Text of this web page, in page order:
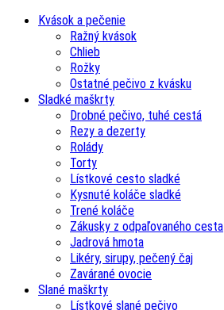
Kvások a pečenie
Ražný kvások
Chlieb
Rožky
Ostatné pečivo z kvásku
Sladké maškrty
Drobné pečivo, tuhé cestá
Rezy a dezerty
Rolády
Torty
Lístkové cesto sladké
Kysnuté koláče sladké
Trené koláče
Zákusky z odpaľovaného cesta
Jadrová hmota
Likéry, sirupy, pečený čaj
Zavárané ovocie
Slané maškrty
Lístkové slané pečivo